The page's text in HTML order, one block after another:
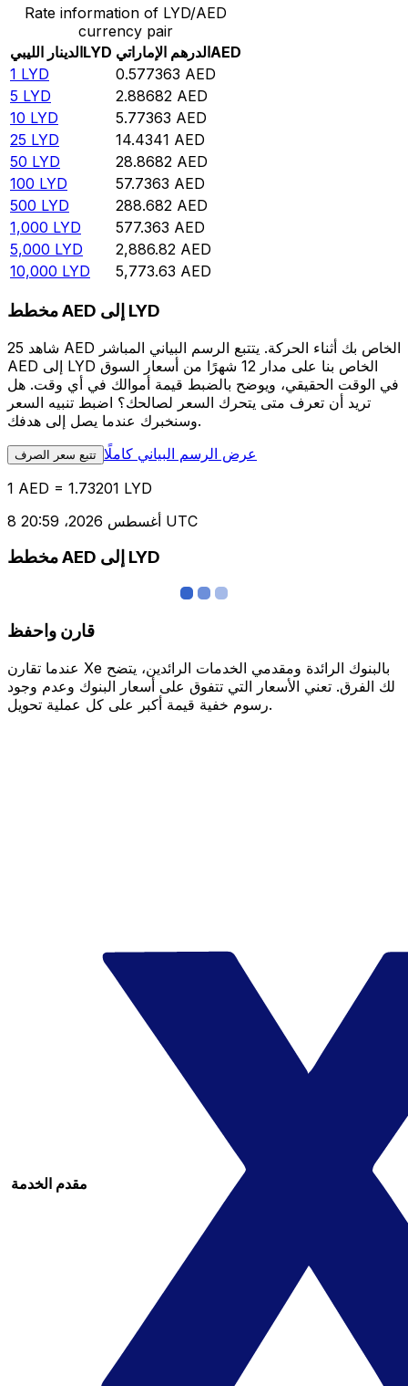
Rate information of LYD/AED
currency pair
الدينار الليبيLYD الدرهم الإماراتيAED
1 LYD 0.577363 AED
5 LYD 2.88682 AED
10 LYD 5.77363 AED
25 LYD 14.4341 AED
50 LYD 28.8682 AED
100 LYD 57.7363 AED
500 LYD 288.682 AED
1,000 LYD 577.363 AED
5,000 LYD 2,886.82 AED
10,000 LYD 5,773.63 AED
مخطط AED إلى LYD
شاهد 25 AED الخاص بك أثناء الحركة. يتتبع الرسم البياني المباشر
AED إلى LYD الخاص بنا على مدار 12 شهرًا من أسعار السوق
في الوقت الحقيقي، ويوضح بالضبط قيمة أموالك في أي وقت. هل
تريد أن تعرف متى يتحرك السعر لصالحك؟ اضبط تنبيه السعر
وسنخبرك عندما يصل إلى هدفك.
تتبع سعر الصرف عرض الرسم البياني كاملًا
1 AED = 1.73201 LYD
8 أغسطس 2026، 20:59 UTC
مخطط AED إلى LYD
قارن واحفظ
عندما تقارن Xe بالبنوك الرائدة ومقدمي الخدمات الرائدين، يتضح
لك الفرق. تعني الأسعار التي تتفوق على أسعار البنوك وعدم وجود
رسوم خفية قيمة أكبر على كل عملية تحويل.
مقدم الخدمة